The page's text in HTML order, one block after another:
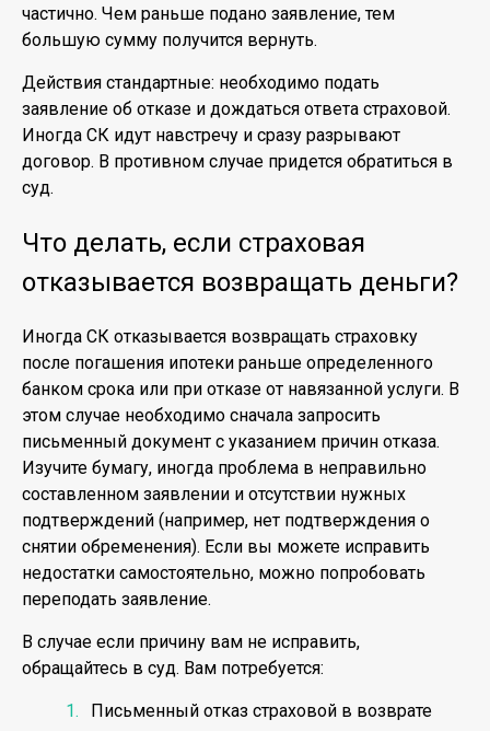
частично. Чем раньше подано заявление, тем
большую сумму получится вернуть.
Действия стандартные: необходимо подать
заявление об отказе и дождаться ответа страховой.
Иногда СК идут навстречу и сразу разрывают
договор. В противном случае придется обратиться в
суд.
Что делать, если страховая
отказывается возвращать деньги?
Иногда СК отказывается возвращать страховку
после погашения ипотеки раньше определенного
банком срока или при отказе от навязанной услуги. В
этом случае необходимо сначала запросить
письменный документ с указанием причин отказа.
Изучите бумагу, иногда проблема в неправильно
составленном заявлении и отсутствии нужных
подтверждений (например, нет подтверждения о
снятии обременения). Если вы можете исправить
недостатки самостоятельно, можно попробовать
переподать заявление.
В случае если причину вам не исправить,
обращайтесь в суд. Вам потребуется:
Письменный отказ страховой в возврате